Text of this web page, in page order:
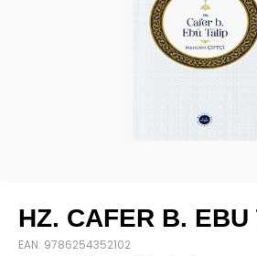
HZ. CAFER B. EBU
EAN: 9786254352102